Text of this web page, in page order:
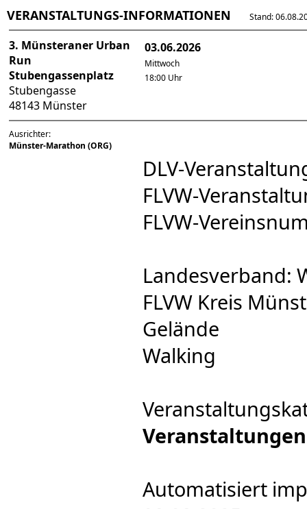
VERANSTALTUNGS-INFORMATIONEN Stand:
3. Münsteraner Urban
Run
Stubengassenplatz
Stubengasse
48143 Münster
03.06.2026
Mittwoch
18:00 Uhr
Ausrichter:
Münster-Marathon (ORG)
DLV-
FLVW-
FLVW-
Landesverband:
FLVW Kreis
Gelände
Walking
Veranstaltungen
Automatisiert